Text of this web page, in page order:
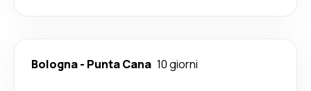
Bologna- Punta Cana 10 giorni